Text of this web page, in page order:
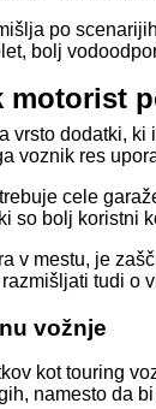
po
bolj
motorist
vrsto dodatki,
voznik res
cele
so bolj koristni
v mestu, je
tudi o
vožnje
kot touring
namesto da